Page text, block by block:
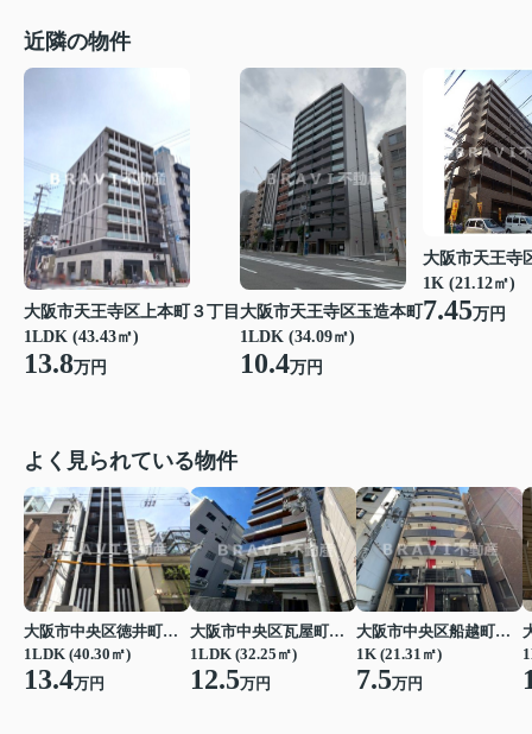
近隣の物件
大阪市天王寺区上本町３丁目
1LDK (43.43㎡)
13.8万円
大阪市天王寺区玉造本町
1LDK (34.09㎡)
10.4万円
大阪市天王寺
1K (21.12㎡)
7.45万円
よく見られている物件
大阪市中央区徳井町２丁目
1LDK (40.30㎡)
13.4万円
大阪市中央区瓦屋町１丁目
1LDK (32.25㎡)
12.5万円
大阪市中央区船越町２丁目
1K (21.31㎡)
7.5万円